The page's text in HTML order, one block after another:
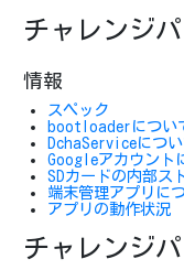
チャレンジ
情報
スペック
bootloaderについ
DchaServiceにつ
Googleアカウント
SDカードの内部ス
端末管理アプリに
アプリの動作状況
チャレンジパ